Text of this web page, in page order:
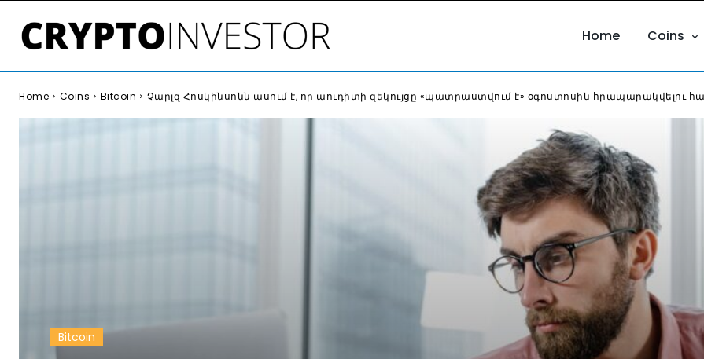
Home Coins
Home Coins Bitcoin Չարլզ Հոսկինսոնն ասում է, որ աուդիտի զեկույցը «պատրաստվում է» օգոստոսին հրապարակվելու
Bitcoin